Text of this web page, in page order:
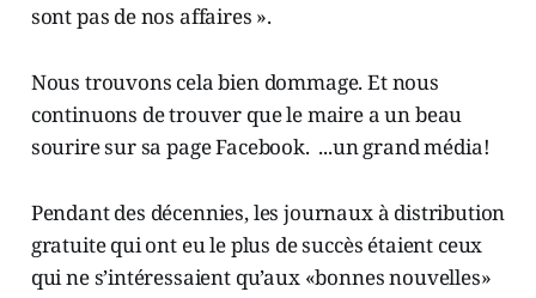
sont pas de nos affaires ».
Nous trouvons cela bien dommage. Et nous
continuons de trouver que le maire a un beau
sourire sur sa page Facebook. ...un grand média!
Pendant des décennies, les journaux à distribution
gratuite qui ont eu le plus de succès étaient ceux
qui ne s’intéressaient qu’aux «bonnes nouvelles»